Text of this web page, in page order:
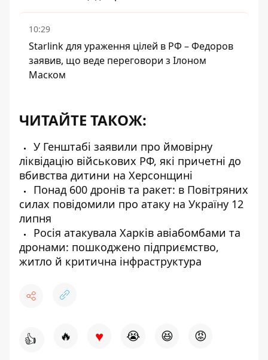
10:29
Starlink для ураження цілей в РФ – Федоров
заявив, що веде переговори з Ілоном
Маском
ЧИТАЙТЕ ТАКОЖ:
У Генштабі заявили про ймовірну
ліквідацію військових РФ, які причетні до
вбивства дитини на Херсонщині
Понад 600 дронів та ракет: в Повітряних
силах повідомили про атаку на Україну 12
липня
Росія атакувала Харків авіабомбами та
дронами: пошкоджено підприємство,
житло й критична інфраструктура
👍 🔥 ♥ 😭 😆 😡